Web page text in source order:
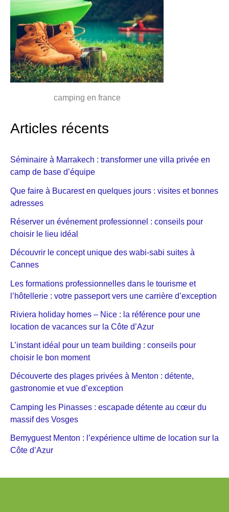
camping en france
Articles récents
Séminaire à Marrakech : transformer une villa privée en
camp de base d’équipe
Que faire à Bucarest en quelques jours : visites et bonnes
adresses
Réserver un événement professionnel : conseils pour
choisir le lieu idéal
Découvrir le concept unique des wabi-sabi suites à
Cannes
Les formations professionnelles dans le tourisme et
l’hôtellerie : votre passeport vers une carrière d’exception
Riviera holiday homes – Nice : la référence pour une
location de vacances sur la Côte d’Azur
L’instant idéal pour un team building : conseils pour
choisir le bon moment
Découverte des plages privées à Menton : détente,
gastronomie et vue d’exception
Camping les Pinasses : escapade détente au cœur du
massif des Vosges
Bemyguest Menton : l’expérience ultime de location sur la
Côte d’Azur